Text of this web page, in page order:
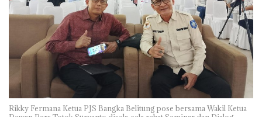
Rikky Fermana Ketua PJS Bangka Belitung pose bersama Wakil Ketua